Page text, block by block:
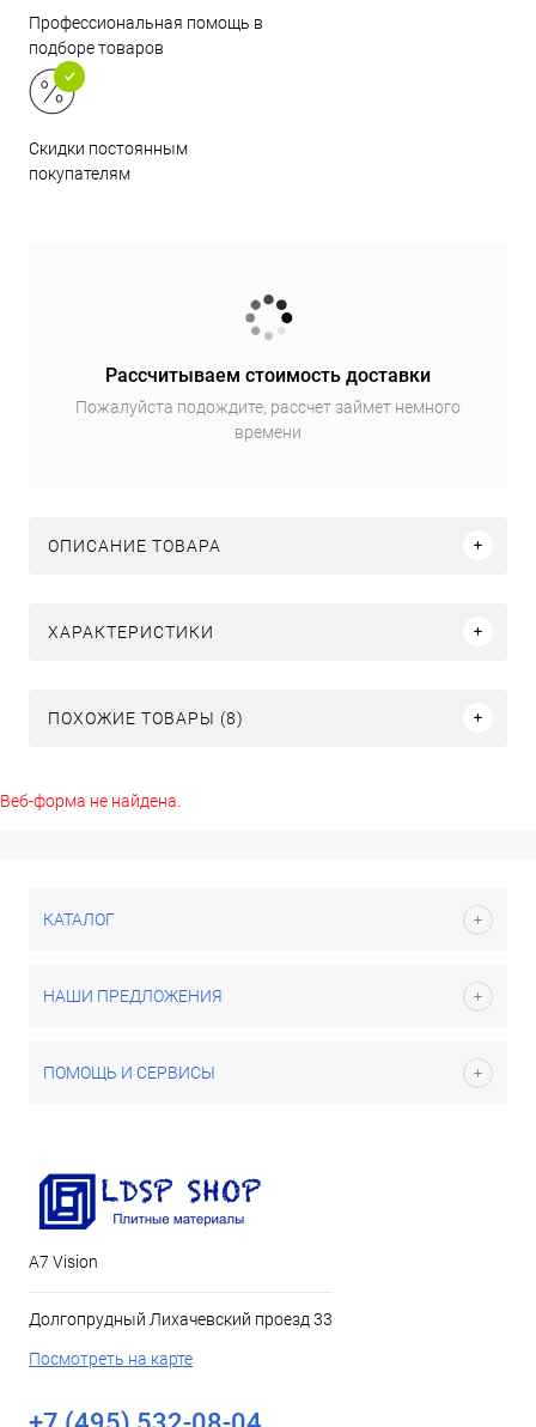
Профессиональная помощь в
подборе товаров
Скидки постоянным
покупателям
Рассчитываем стоимость доставки
Пожалуйста подождите, рассчет займет немного
времени
ОПИСАНИЕ ТОВАРА
ХАРАКТЕРИСТИКИ
ПОХОЖИЕ ТОВАРЫ (8)
Веб-форма не найдена.
КАТАЛОГ
НАШИ ПРЕДЛОЖЕНИЯ
ПОМОЩЬ И СЕРВИСЫ
А7 Vision
Долгопрудный Лихачевский проезд 33
Посмотреть на карте